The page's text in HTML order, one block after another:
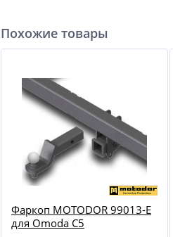
Похожие товары
Фаркоп MOTODOR 99013-E
для Omoda C5